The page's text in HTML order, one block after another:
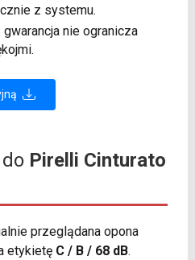
z systemu.
gwarancja nie ogranicza
Pirelli Cinturato
przeglądana opona
etykietę C / B / 68 dB.